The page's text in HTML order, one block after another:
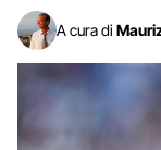
A cura di